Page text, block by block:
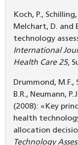
Koch, P.,
Melchart, D. and
technology
International
Health Care 25,
Drummond, M.F.,
B.R., Neumann,
(2008): «Key
health
allocation
Technology